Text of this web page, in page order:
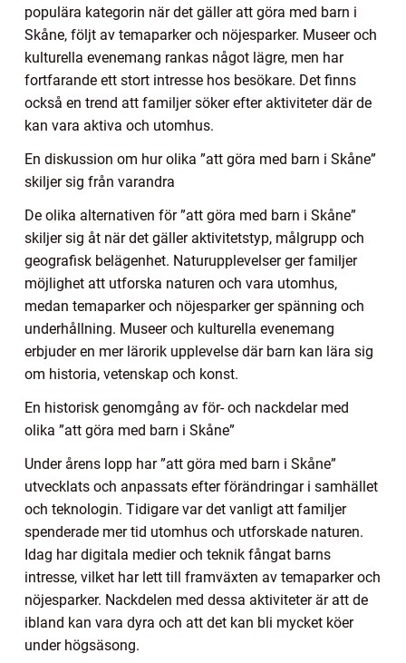
populära kategorin när det gäller att göra med barn i
Skåne, följt av temaparker och nöjesparker. Museer och
kulturella evenemang rankas något lägre, men har
fortfarande ett stort intresse hos besökare. Det finns
också en trend att familjer söker efter aktiviteter där de
kan vara aktiva och utomhus.
En diskussion om hur olika ”att göra med barn i Skåne”
skiljer sig från varandra
De olika alternativen för ”att göra med barn i Skåne”
skiljer sig åt när det gäller aktivitetstyp, målgrupp och
geografisk belägenhet. Naturupplevelser ger familjer
möjlighet att utforska naturen och vara utomhus,
medan temaparker och nöjesparker ger spänning och
underhållning. Museer och kulturella evenemang
erbjuder en mer lärorik upplevelse där barn kan lära sig
om historia, vetenskap och konst.
En historisk genomgång av för- och nackdelar med
olika ”att göra med barn i Skåne”
Under årens lopp har ”att göra med barn i Skåne”
utvecklats och anpassats efter förändringar i samhället
och teknologin. Tidigare var det vanligt att familjer
spenderade mer tid utomhus och utforskade naturen.
Idag har digitala medier och teknik fångat barns
intresse, vilket har lett till framväxten av temaparker och
nöjesparker. Nackdelen med dessa aktiviteter är att de
ibland kan vara dyra och att det kan bli mycket köer
under högsäsong.